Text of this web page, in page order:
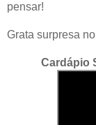
pensar!
Grata surpresa
Cardápio